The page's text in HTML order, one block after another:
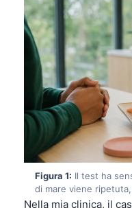
Figura 1: Il test ha
di mare viene
Nella mia clinica, il